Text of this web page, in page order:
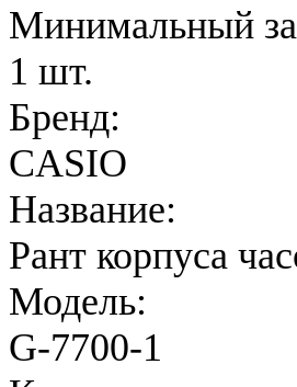
Минимальный
1 шт.
Бренд:
CASIO
Название:
Рант корпуса
Модель:
G-7700-1